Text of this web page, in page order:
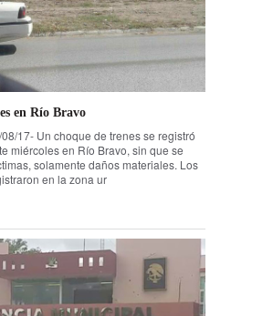
en Río Bravo
17- Un choque de trenes se registró
miércoles en Río Bravo, sin que se
solamente daños materiales. Los
en la zona ur